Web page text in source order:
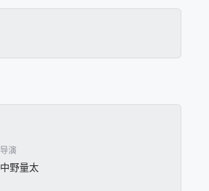
导演
中野量太